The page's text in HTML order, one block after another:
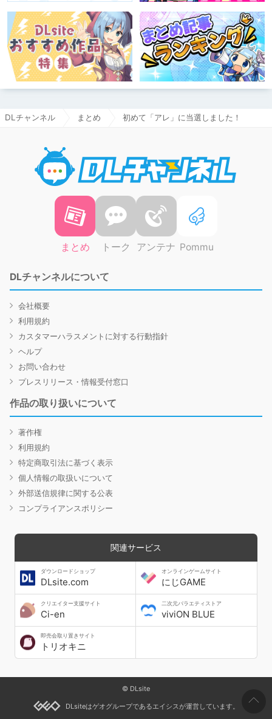
DLチャンネル まとめ 初めて「アレ」に当選しました！
まとめ トーク アンテナ Pommu
DLチャンネルについて
会社概要
利用規約
カスタマーハラスメントに対する行動指針
ヘルプ
お問い合わせ
プレスリリース・情報受付窓口
作品の取り扱いについて
著作権
利用規約
特定商取引法に基づく表示
個人情報の取扱いについて
外部送信規律に関する公表
コンプライアンスポリシー
関連サービス
ダウンロードショップ
DLsite.com
オンラインゲームサイト
にじGAME
クリエイター支援サイト
Ci-en
二次元バラエティストア
viviON BLUE
即売会取り置きサイト
トリオキニ
© DLsite
DLsiteはゲオグループであるエイシスが運営しています。